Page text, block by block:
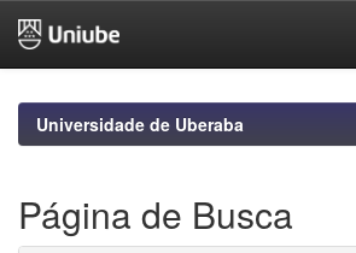
navigationUniversidade de Uberaba
Página de Busca